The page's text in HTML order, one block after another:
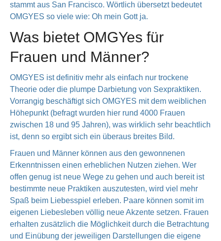
stammt aus San Francisco. Wörtlich übersetzt bedeutet
OMGYES so viele wie: Oh mein Gott ja.
Was bietet OMGYes für
Frauen und Männer?
OMGYES ist definitiv mehr als einfach nur trockene
Theorie oder die plumpe Darbietung von Sexpraktiken.
Vorrangig beschäftigt sich OMGYES mit dem weiblichen
Höhepunkt (befragt wurden hier rund 4000 Frauen
zwischen 18 und 95 Jahren), was wirklich sehr beachtlich
ist, denn so ergibt sich ein überaus breites Bild.
Frauen und Männer können aus den gewonnenen
Erkenntnissen einen erheblichen Nutzen ziehen. Wer
offen genug ist neue Wege zu gehen und auch bereit ist
bestimmte neue Praktiken auszutesten, wird viel mehr
Spaß beim Liebesspiel erleben. Paare können somit im
eigenen Liebesleben völlig neue Akzente setzen. Frauen
erhalten zusätzlich die Möglichkeit durch die Betrachtung
und Einübung der jeweiligen Darstellungen die eigene